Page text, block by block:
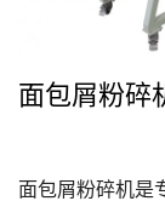
面包屑粉碎
面包屑粉碎机是